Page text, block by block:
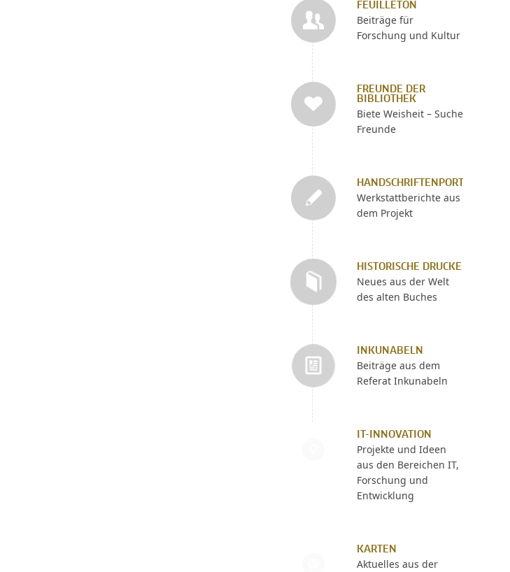
FEUILLETON
Beiträge für
Forschung und Kultur
FREUNDE DER
BIBLIOTHEK
Biete Weisheit – Suche
Freunde
HANDSCHRIFTENPORTAL
Werkstattberichte aus
dem Projekt
HISTORISCHE DRUCKE
Neues aus der Welt
des alten Buches
INKUNABELN
Beiträge aus dem
Referat Inkunabeln
IT-INNOVATION
Projekte und Ideen
aus den Bereichen IT,
Forschung und
Entwicklung
KARTEN
Aktuelles aus der